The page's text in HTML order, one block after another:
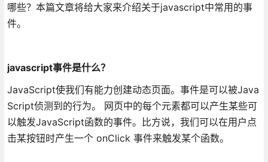
哪些？本篇文章将给大家来介绍关于javascript中常用的事
件。
javascript事件是什么？
JavaScript使我们有能力创建动态页面。事件是可以被Java
Script侦测到的行为。 网页中的每个元素都可以产生某些可
以触发JavaScript函数的事件。比方说，我们可以在用户点
击某按钮时产生一个 onClick 事件来触发某个函数。